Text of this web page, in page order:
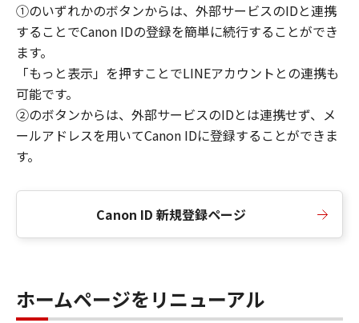
①のいずれかのボタンからは、外部サービスのIDと連携
することでCanon IDの登録を簡単に続行することができ
ます。
「もっと表示」を押すことでLINEアカウントとの連携も
可能です。
②のボタンからは、外部サービスのIDとは連携せず、メ
ールアドレスを用いてCanon IDに登録することができま
す。
Canon ID 新規登録ページ
ホームページをリニューアル